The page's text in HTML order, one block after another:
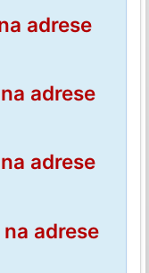
adrese
adrese
adrese
adrese